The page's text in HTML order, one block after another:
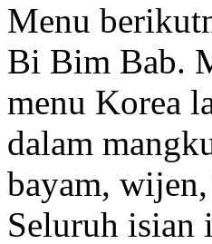
Menu
Bi Bim Bab.
menu Korea
dalam
bayam,
Seluruh isian